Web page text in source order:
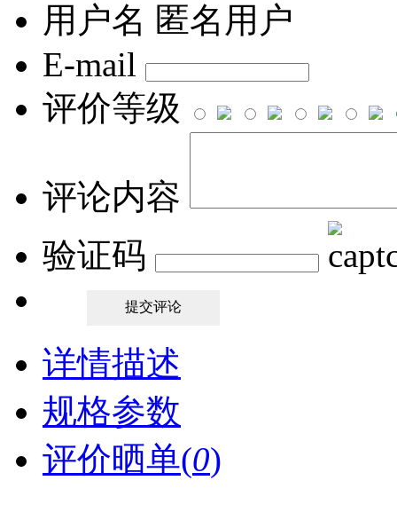
用户名 匿名用户
E-mail
评价等级
评论内容
验证码
详情描述
规格参数
评价晒单(0)